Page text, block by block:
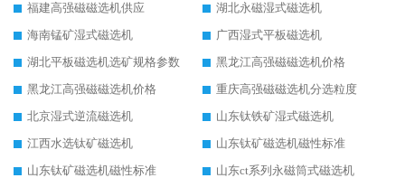
福建高强磁磁选机供应
湖北永磁湿式磁选机
海南锰矿湿式磁选机
广西湿式平板磁选机
湖北平板磁选机选矿规格参数
黑龙江高强磁磁选机价格
黑龙江高强磁磁选机价格
重庆高强磁磁选机分选粒度
北京湿式逆流磁选机
山东钛铁矿湿式磁选机
江西水选钛矿磁选机
山东钛矿磁选机磁性标准
山东钛矿磁选机磁性标准
山东ct系列永磁筒式磁选机